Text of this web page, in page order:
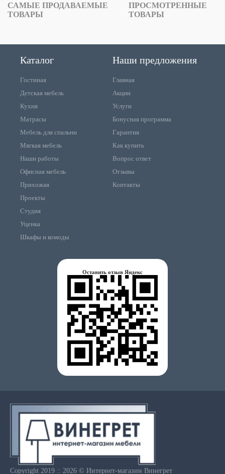
САМЫЕ ПРОДАВАЕМЫЕ
ТОВАРЫ
ПРОСМОТРЕННЫЕ
ТОВАРЫ
Каталог
Гостиная
Детская мебель
Кухня
Матрасы
Мебель для спальни
Мягкая мебель
Наши работы
Офисная мебель
Прихожая
Проекты
Студия
Уценка
Шкафы и комоды
Наши предложения
Главная
Акции
Услуги
Бонусная программа
Гарантия
Как купить
Вопрос ответ
Отзывы
Контакты
Оставить отзыв Яндекс
Copyright 2019 :: 2026 © Интернет-магазин Винегрет